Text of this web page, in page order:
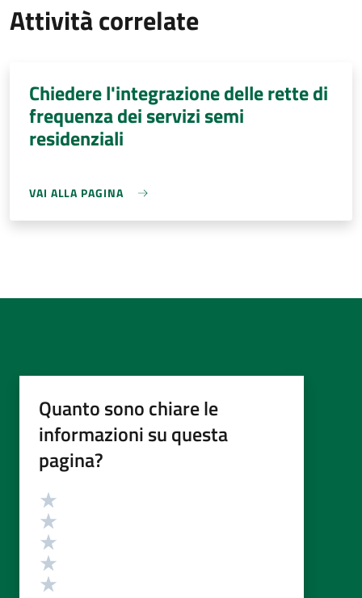
Attività correlate
Chiedere l'integrazione delle rette di
frequenza dei servizi semi
residenziali
VAI ALLA PAGINA
Quanto sono chiare le
informazioni su questa
pagina?
Valutazione